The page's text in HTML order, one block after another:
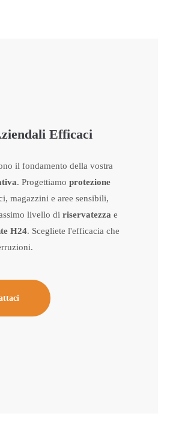
Efficaci
il fondamento della vostra
. Progettiamo protezione
magazzini e aree sensibili,
livello di riservatezza e
H24. Scegliete l'efficacia che